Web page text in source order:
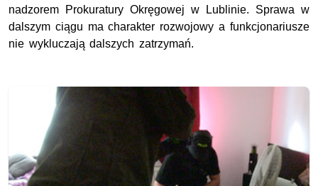
nadzorem Prokuratury Okręgowej w Lublinie. Sprawa w
dalszym ciągu ma charakter rozwojowy a funkcjonariusze
nie wykluczają dalszych zatrzymań.